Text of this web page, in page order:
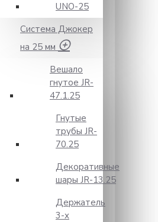
UNO-25
Система Джокер
на 25 мм
Вешало
гнутое JR-
47.1.25
Гнутые
трубы JR-
70.25
Декоративные
шары JR-13.25
Держатель
3-х